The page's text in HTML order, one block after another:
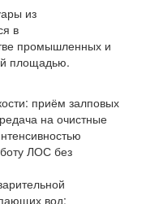
из
в
промышленных и
площадью.
приём залповых
на очистные
ЛОС без
вод;